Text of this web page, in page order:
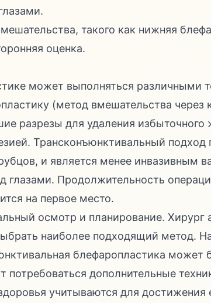
такого как нижняя
оценка.
может выполняться различными
(метод вмешательства через
разрезы для удаления
Трансконъюнктивальный подход
и является менее инвазивным
глазами. Продолжительность
на первое место.
осмотр и планирование. Хирург
наиболее подходящий метод.
блефаропластика может
дополнительные
учитываются для достижения